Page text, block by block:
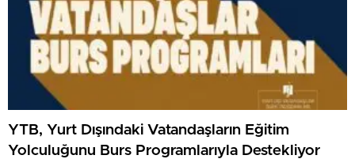
YTB, Yurt Dışındaki Vatandaşların Eğitim
Yolculuğunu Burs Programlarıyla Destekliyor